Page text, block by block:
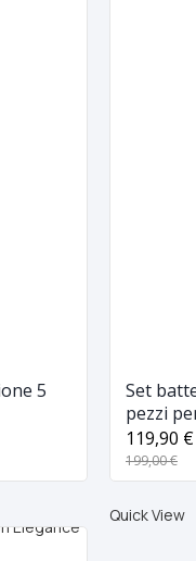
5
Set
pezzi
119,90 €
199,00 €
Quick View